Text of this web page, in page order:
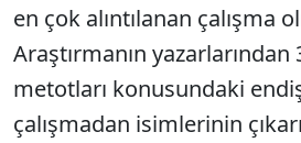
en çok alıntılanan çalışma
Araştırmanın yazarlarından
metotları konusundaki
çalışmadan isimlerinin